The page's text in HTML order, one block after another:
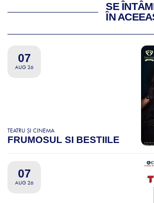
SE
ÎN
07
AUG 26
TEATRU ȘI CINEMA
FRUMOSUL SI BESTIILE
07
AUG 26